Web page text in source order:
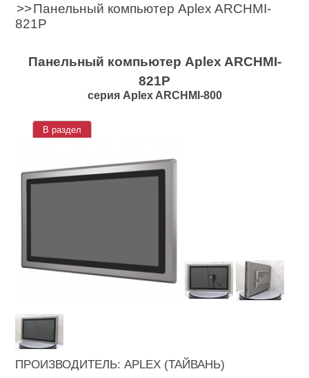
Панельный компьютер Aplex ARCHMI-
821P
Панельный компьютер Aplex ARCHMI-
821P
серия Aplex ARCHMI-800
В раздел
ПРОИЗВОДИТЕЛЬ: APLEX (ТАЙВАНЬ)